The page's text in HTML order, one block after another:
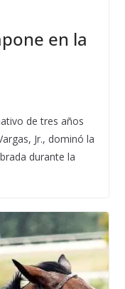
en la
de tres años
Jr., dominó la
durante la